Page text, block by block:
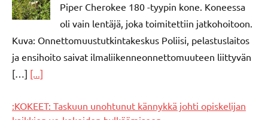
Piper Cherokee 180 -tyypin kone. Koneessa
oli vain lentäjä, joka toimitettiin jatkohoitoon.
Kuva: Onnettomuustutkintakeskus Poliisi, pelastuslaitos
ja ensihoito saivat ilmaliikenneonnettomuuteen liittyvän
[…] [...]
:KOKEET: Taskuun unohtunut kännykkä johti opiskelijan